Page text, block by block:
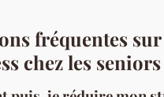
fréquentes
chez les seniors